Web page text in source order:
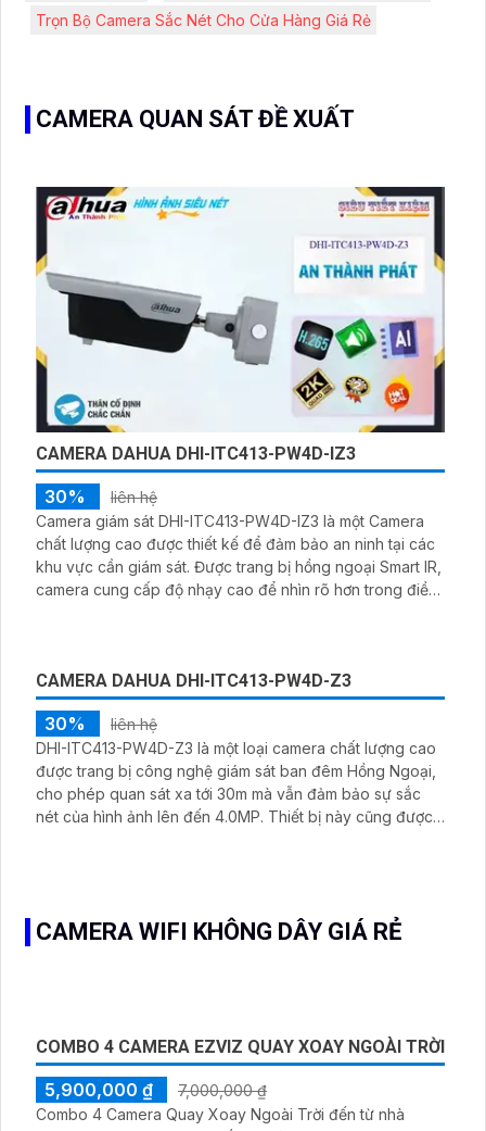
Trọn Bộ Camera Sắc Nét Cho Cửa Hàng Giá Rẻ
CAMERA QUAN SÁT ĐỀ XUẤT
CAMERA DAHUA DHI-ITC413-PW4D-IZ3
30%
liên hệ
Camera giám sát DHI-ITC413-PW4D-IZ3 là một Camera
chất lượng cao được thiết kế để đảm bảo an ninh tại các
khu vực cần giám sát. Được trang bị hồng ngoại Smart IR,
camera cung cấp độ nhạy cao để nhìn rõ hơn trong điều
CAMERA DAHUA DHI-ITC413-PW4D-Z3
30%
liên hệ
DHI-ITC413-PW4D-Z3 là một loại camera chất lượng cao
được trang bị công nghệ giám sát ban đêm Hồng Ngoại,
cho phép quan sát xa tới 30m mà vẫn đảm bảo sự sắc
nét của hình ảnh lên đến 4.0MP. Thiết bị này cũng được
CAMERA WIFI KHÔNG DÂY GIÁ RẺ
COMBO 4 CAMERA EZVIZ QUAY XOAY NGOÀI TRỜI
5,900,000 ₫
7,000,000 ₫
Combo 4 Camera Quay Xoay Ngoài Trời đến từ nhà